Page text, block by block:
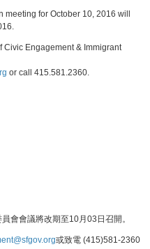
for October 10, 2016 will
Civic Engagement & Immigrant
or call 415.581.2360.
會會議將改期至10月03日召開。
或致電 (415)581-2360